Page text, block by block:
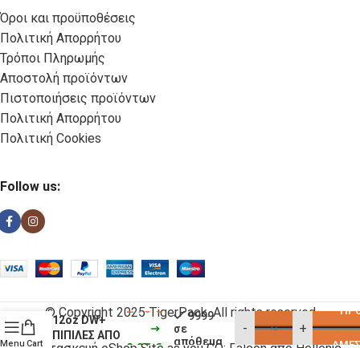
Όροι και προϋποθέσεις
Πολιτική Απορρήτου
Τρόποι Πληρωμής
Αποστολή προϊόντων
Πιστοποιήσεις προϊόντων
Πολιτική Απορρήτου
Πολιτική Cookies
Follow us:
© Copyright 2025 TigerPack. All rights reserved
Menu Cart
ΧΑΡΤΙΝΑ
ΠΟΤΗΡΙΑ
12oz DW+
ΠΙΠΙΛΕΣ ΑΠΟ
2.73€
9999
σε
απόθεμα
- +